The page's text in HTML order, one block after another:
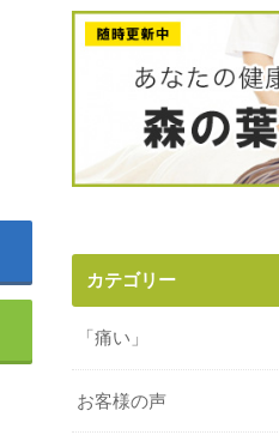
カテゴリー
「痛い」
お客様の声